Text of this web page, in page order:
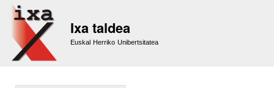
Ixa taldea
Euskal Herriko Unibertsitatea